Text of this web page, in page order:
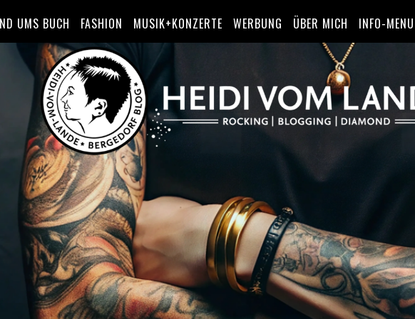
UMS BUCH FASHION MUSIK+KONZERTE WERBUNG ÜBER MICH INFO-